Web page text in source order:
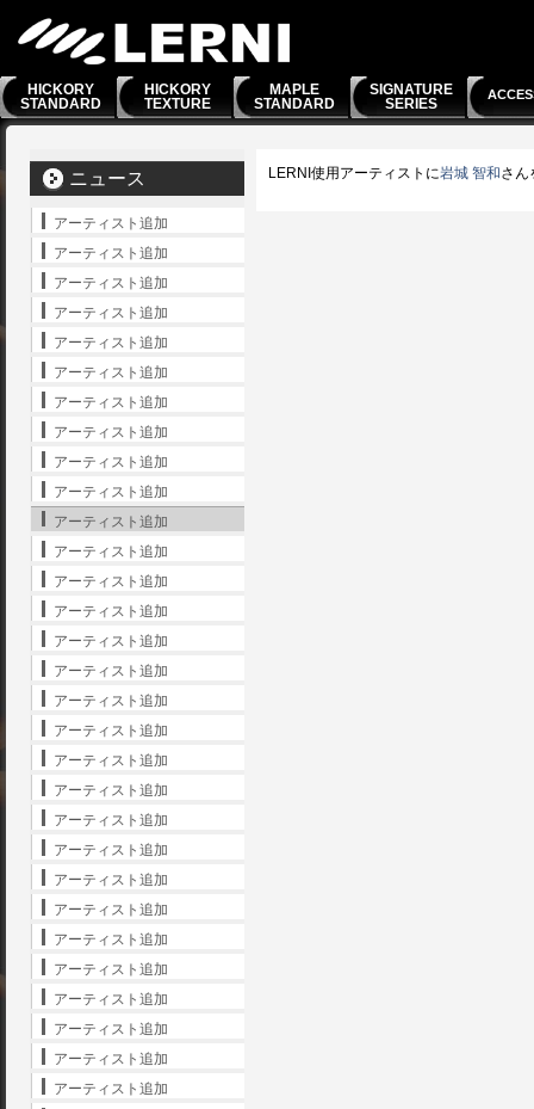
HICKORY
STANDARD
HICKORY
TEXTURE
MAPLE
STANDARD
SIGNATURE
SERIES
LERNI使用アーティストに岩城 智和さん
ニュース
アーティスト追加
アーティスト追加
アーティスト追加
アーティスト追加
アーティスト追加
アーティスト追加
アーティスト追加
アーティスト追加
アーティスト追加
アーティスト追加
アーティスト追加
アーティスト追加
アーティスト追加
アーティスト追加
アーティスト追加
アーティスト追加
アーティスト追加
アーティスト追加
アーティスト追加
アーティスト追加
アーティスト追加
アーティスト追加
アーティスト追加
アーティスト追加
アーティスト追加
アーティスト追加
アーティスト追加
アーティスト追加
アーティスト追加
アーティスト追加